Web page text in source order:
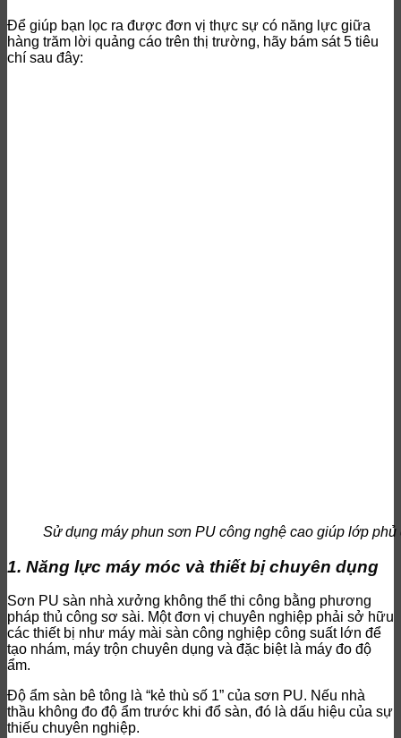
Để giúp bạn lọc ra được đơn vị thực sự có năng lực giữa
hàng trăm lời quảng cáo trên thị trường, hãy bám sát 5 tiêu
chí sau đây:
Sử dụng máy phun sơn PU công nghệ cao giúp lớp
1. Năng lực máy móc và thiết bị chuyên dụng
Sơn PU sàn nhà xưởng không thể thi công bằng phương
pháp thủ công sơ sài. Một đơn vị chuyên nghiệp phải sở hữu
các thiết bị như máy mài sàn công nghiệp công suất lớn để
tạo nhám, máy trộn chuyên dụng và đặc biệt là máy đo độ
ẩm.
Độ ẩm sàn bê tông là “kẻ thù số 1” của sơn PU. Nếu nhà
thầu không đo độ ẩm trước khi đổ sàn, đó là dấu hiệu của sự
thiếu chuyên nghiệp.